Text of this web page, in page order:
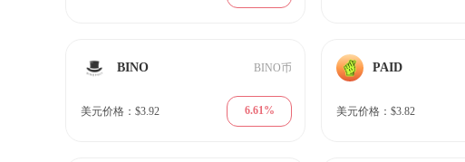
BINO BINO币
美元价格：$3.92 6.61%
PAID
美元价格：$3.82